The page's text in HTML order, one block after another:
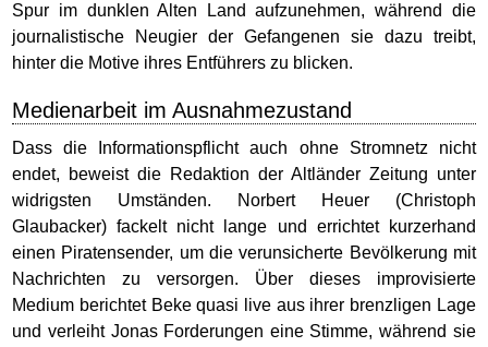
Spur im dunklen Alten Land aufzunehmen, während die
journalistische Neugier der Gefangenen sie dazu treibt,
hinter die Motive ihres Entführers zu blicken.
Medienarbeit im Ausnahmezustand
Dass die Informationspflicht auch ohne Stromnetz nicht
endet, beweist die Redaktion der Altländer Zeitung unter
widrigsten Umständen. Norbert Heuer (Christoph
Glaubacker) fackelt nicht lange und errichtet kurzerhand
einen Piratensender, um die verunsicherte Bevölkerung mit
Nachrichten zu versorgen. Über dieses improvisierte
Medium berichtet Beke quasi live aus ihrer brenzligen Lage
und verleiht Jonas Forderungen eine Stimme, während sie